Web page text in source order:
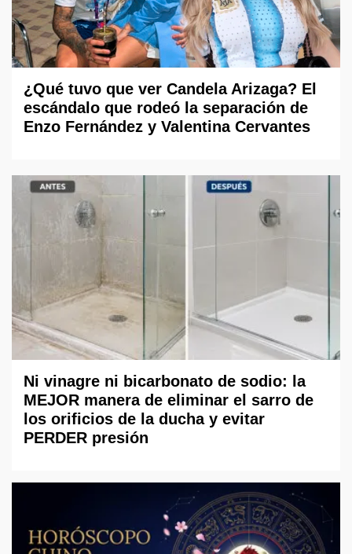
¿Qué tuvo que ver Candela Arizaga? El
escándalo que rodeó la separación de
Enzo Fernández y Valentina Cervantes
Ni vinagre ni bicarbonato de sodio: la
MEJOR manera de eliminar el sarro de
los orificios de la ducha y evitar
PERDER presión